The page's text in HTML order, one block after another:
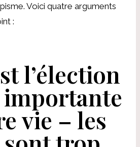
Voici quatre arguments
:
l’élection
vie – les